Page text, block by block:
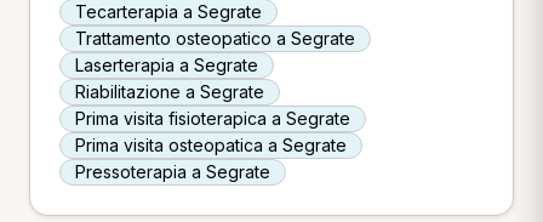
Tecarterapia a Segrate
Trattamento osteopatico a Segrate
Laserterapia a Segrate
Riabilitazione a Segrate
Prima visita fisioterapica a Segrate
Prima visita osteopatica a Segrate
Pressoterapia a Segrate